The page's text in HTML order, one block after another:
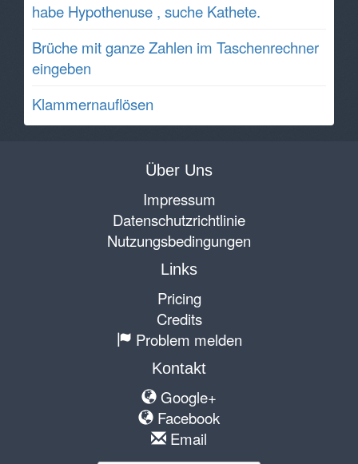
habe Hypothenuse , suche Kathete.
Brüche mit ganze Zahlen im Taschenrechner
eingeben
Klammernauflösen
Über Uns
Impressum
Datenschutzrichtlinie
Nutzungsbedingungen
Links
Pricing
Credits
Problem melden
Kontakt
Google+
Facebook
Email